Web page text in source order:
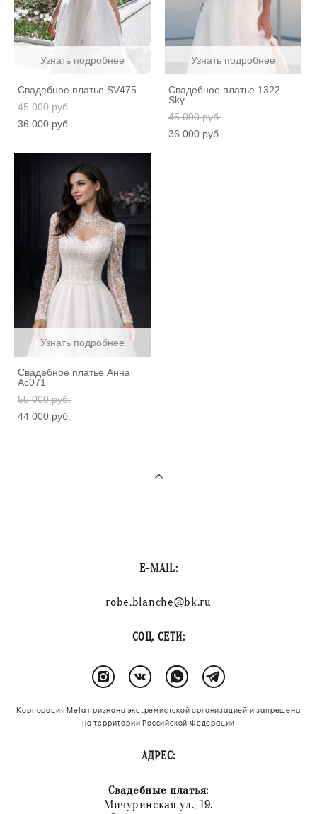
Узнать подробнее
Свадебное платье SV475
45 000 pуб.
36 000 pуб.
Узнать подробнее
Свадебное платье 1322
Sky
45 000 pуб.
36 000 pуб.
Узнать подробнее
Свадебное платье Анна
Ас071
55 000 pуб.
44 000 pуб.
E-MAIL:
robe.blanche@bk.ru
СОЦ. СЕТИ:
Корпорация Meta признана экстремистской организацией и запрещена
на территории Российской Федерации
АДРЕС:
Свадебные платья:
Мичуринская ул., 19.